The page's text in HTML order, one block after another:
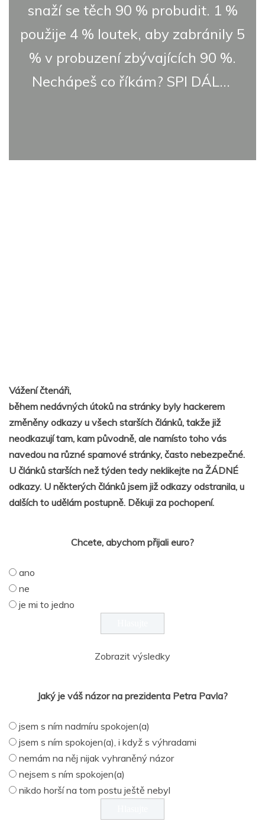
snaží se těch 90 % probudit. 1 %
použije 4 % loutek, aby zabránily 5
% v probuzení zbývajících 90 %.
Nechápeš co říkám? SPI DÁL...
Vážení čtenáři,
během nedávných útoků na stránky byly hackerem
změněny odkazy u všech starších článků, takže již
neodkazují tam, kam původně, ale namísto toho vás
navedou na různé spamové stránky, často nebezpečné.
U článků starších než týden tedy neklikejte na ŽÁDNÉ
odkazy. U některých článků jsem již odkazy odstranila, u
dalších to udělám postupně. Děkuji za pochopení.
Chcete, abychom přijali euro?
ano
ne
je mi to jedno
Zobrazit výsledky
Jaký je váš názor na prezidenta Petra Pavla?
jsem s ním nadmíru spokojen(a)
jsem s ním spokojen(a), i když s výhradami
nemám na něj nijak vyhraněný názor
nejsem s ním spokojen(a)
nikdo horší na tom postu ještě nebyl